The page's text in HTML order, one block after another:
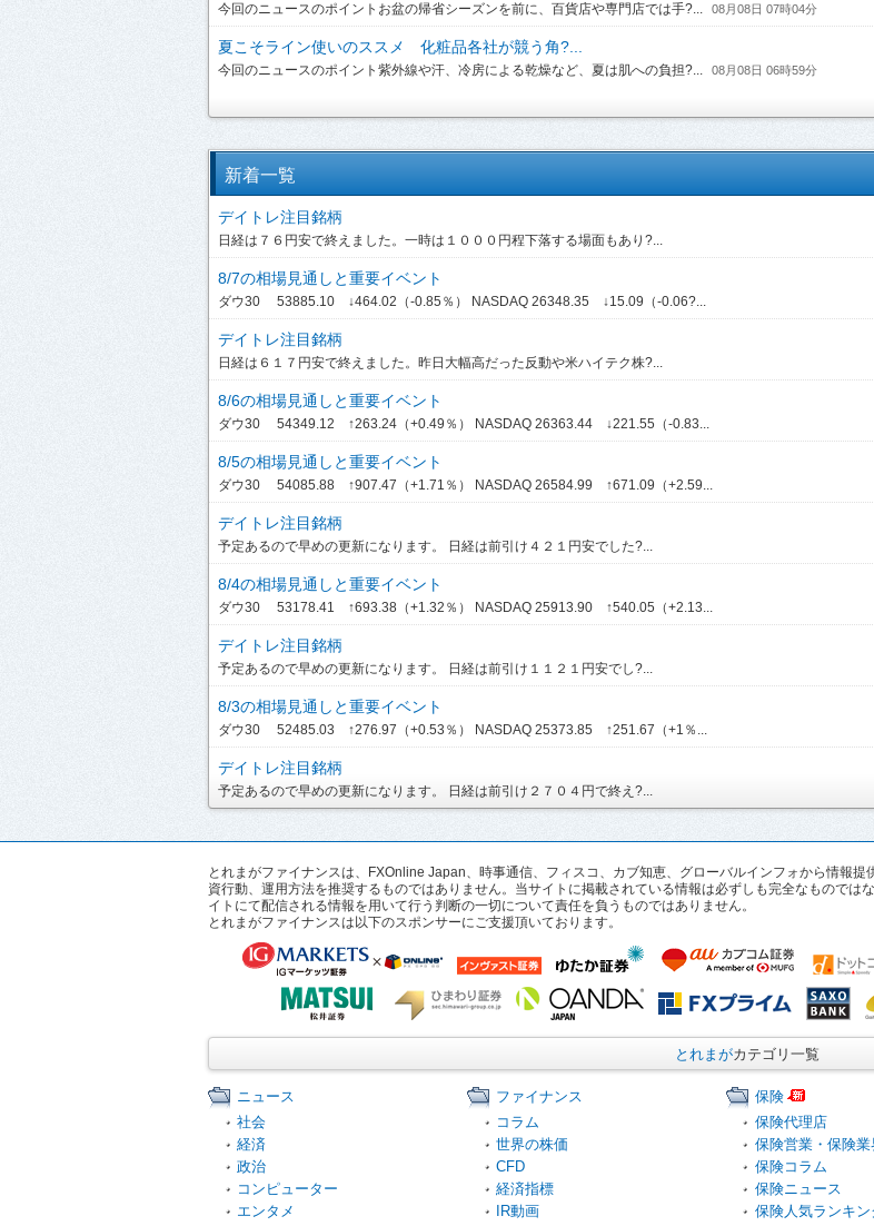
今回のニュースのポイントお盆の帰省シーズンを前に、百貨店や専門店では手?... 08月08日 07時04分
夏こそライン使いのススメ 化粧品各社が競う角?...
今回のニュースのポイント紫外線や汗、冷房による乾燥など、夏は肌への負担?... 08月08日 06時59分
新着一覧
デイトレ注目銘柄
日経は７６円安で終えました。一時は１０００円程下落する場面もあり?...
8/7の相場見通しと重要イベント
ダウ30 53885.10 ↓464.02（-0.85％） NASDAQ 26348.35 ↓15.09（-0.06?...
デイトレ注目銘柄
日経は６１７円安で終えました。昨日大幅高だった反動や米ハイテク株?...
8/6の相場見通しと重要イベント
ダウ30 54349.12 ↑263.24（+0.49％） NASDAQ 26363.44 ↓221.55（-0.83...
8/5の相場見通しと重要イベント
ダウ30 54085.88 ↑907.47（+1.71％） NASDAQ 26584.99 ↑671.09（+2.59...
デイトレ注目銘柄
予定あるので早めの更新になります。 日経は前引け４２１円安でした?...
8/4の相場見通しと重要イベント
ダウ30 53178.41 ↑693.38（+1.32％） NASDAQ 25913.90 ↑540.05（+2.13...
デイトレ注目銘柄
予定あるので早めの更新になります。 日経は前引け１１２１円安でし?...
8/3の相場見通しと重要イベント
ダウ30 52485.03 ↑276.97（+0.53％） NASDAQ 25373.85 ↑251.67（+1％...
デイトレ注目銘柄
予定あるので早めの更新になります。 日経は前引け２７０４円で終え?...
とれまがファイナンスは、FXOnline Japan、時事通信、フィスコ、カブ知恵、グローバルインフォから情報
資行動、運用方法を推奨するものではありません。当サイトに掲載されている情報は必ずしも完全なもので
イトにて配信される情報を用いて行う判断の一切について責任を負うものではありません。
とれまがファイナンスは以下のスポンサーにご支援頂いております。
とれまがカテゴリ一覧
ニュース
社会
経済
政治
コンピューター
エンタメ
ファイナンス
コラム
世界の株価
CFD
経済指標
IR動画
保険
保険代理店
保険営業・保険業
保険コラム
保険ニュース
保険人気ランキン